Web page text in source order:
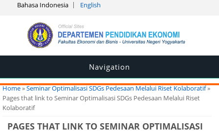
Bahasa Indonesia English
Navigation
You are here
Home»Seminar Optimalisasi SDGs Pedesaan Melalui Riset Kolaboratif»
Pages that link to Seminar Optimalisasi SDGs Pedesaan Melalui Riset
Kolaboratif
PAGES THAT LINK TO SEMINAR OPTIMALISASI